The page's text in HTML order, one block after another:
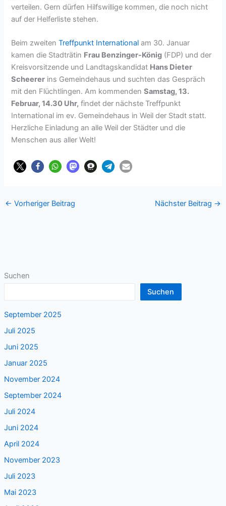
Suchen
Suchen
September 2025
Juli 2025
Juni 2025
Januar 2025
November 2024
September 2024
Juli 2024
Juni 2024
April 2024
November 2023
Juli 2023
Mai 2023
verteilen. Gern dürfen Hilfswillige kommen, die noch nicht
auf der Helferliste stehen.
Beim zweitenTreffpunkt International am 30. Januar
kamen die Stadträtin Frau Benzinger-König (FDP) und der
Kreisvorsitzende und Landtagskandidat Hans Dieter
Scheerer ins Gemeindehaus und suchten das Gespräch
mit den Flüchtlingen. Am kommendenSamstag, 13.
Februar, 14.30 Uhr, findet der nächste Treffpunkt
International im ev. Gemeindehaus in Weil der Stadt statt.
Herzliche Einladung an alle Weil der Städter und die
Menschen aus aller Welt!
← Vorheriger Beitrag Nächster Beitrag →